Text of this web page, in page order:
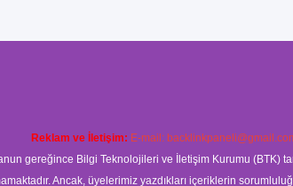
Reklam ve İletişim: E-mail:
gereğince Bilgi Teknolojileri ve İletişim Kurumu (BTK)
Ancak, üyelerimiz yazdıkları içeriklerin